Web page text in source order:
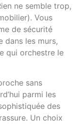
ne semble trop,
Vous
de sécurité
dans les murs,
qui orchestre le
sans
parmi les
des
Un choix